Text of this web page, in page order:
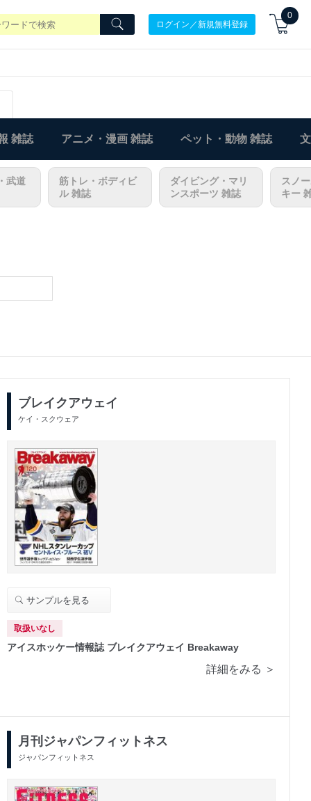
ログイン／新規無料登録
0
雑誌 アニメ・漫画 雑誌 ペット・動物 雑誌
武道
筋トレ・ボディビ
ル 雑誌
ダイビング・マリ
ンスポーツ 雑誌
スノ
キー
ブレイクアウェイ
ケイ・スクウェア
サンプルを見る
取扱いなし
アイスホッケー情報誌 ブレイクアウェイ Breakaway
詳細をみる ＞
月刊ジャパンフィットネス
ジャパンフィットネス